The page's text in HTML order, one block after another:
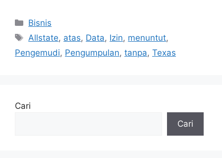
Kategori
Bisnis
Tag
Allstate, atas, Data, Izin, menuntut,
Pengemudi, Pengumpulan, tanpa, Texas
Cari
Cari